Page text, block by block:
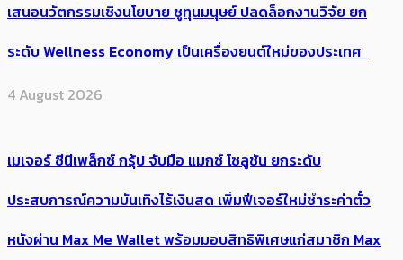
เสนอนวัตกรรมเชิงนโยบาย ชูทุนมนุษย์ ปลดล็อกงานวิจัย ยก
ระดับ Wellness Economy เป็นเครื่องยนต์ใหม่ของประเทศ
4 August 2026
เมเจอร์ ซีนีเพล็กซ์ กรุ้ป จับมือ แมกซ์ โซลูชัน ยกระดับ
ประสบการณ์ความบันเทิงไร้เงินสด เพิ่มฟีเจอร์ใหม่ชำระค่าตั๋ว
หนังผ่าน Max Me Wallet พร้อมมอบสิทธิพิเศษแก่สมาชิก Max